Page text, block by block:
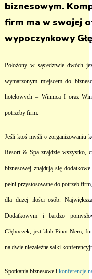
biznesowym.
firm ma w swojej
wypoczynkowy
Położony w sąsiedztwie dwóch
wymarzonym miejscem do
hotelowych – Winnica I oraz
potrzeby firm.
Jeśli ktoś myśli o zorganizowaniu
Resort & Spa znajdzie wszystko,
biznesowej znajdują się
pełni przystosowane do potrzeb
dla dużej ilości osób.
Dodatkowym i bardzo
Głęboczek, jest klub Pinot Nero,
na dwie niezależne salki
Spotkania biznesowe ikonferencje